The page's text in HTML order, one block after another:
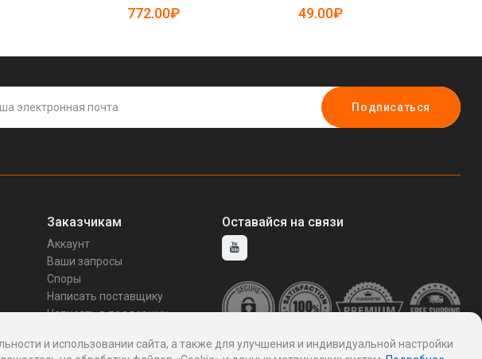
19085196)
772.00₽
19085102)
49.00₽
Подписаться
Заказчикам
Аккаунт
Ваши запросы
Споры
Написать поставщику
Написать в поддержку
Оставайся на связи
и использовании сайта, а также для улучшения и индивидуальной настройки